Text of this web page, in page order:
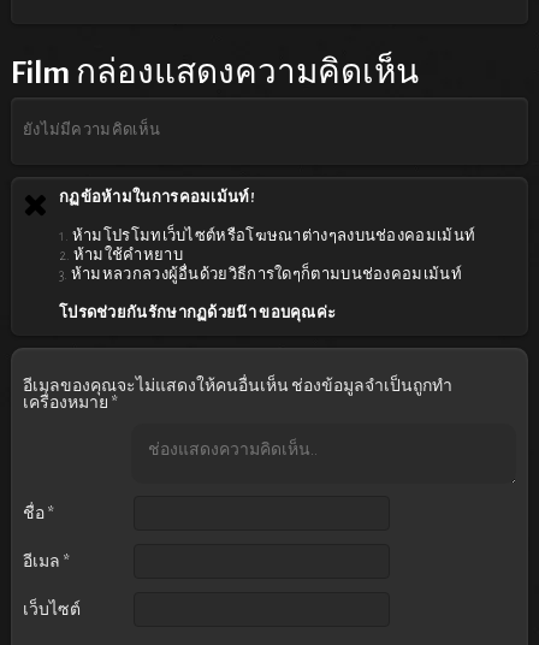
Film กล่องแสดงความคิดเห็น
ยังไม่มีความคิดเห็น
กฏข้อห้ามในการคอมเม้นท์!
1. ห้ามโปรโมทเว็บไซต์หรือโฆษณาต่างๆลงบนช่องคอมเม้นท์
2. ห้ามใช้คำหยาบ
3. ห้ามหลวกลวงผู้อื่นด้วยวิธีการใดๆก็ตามบนช่องคอมเม้นท์
โปรดช่วยกันรักษากฏด้วยน๊า ขอบคุณค่ะ
อีเมลของคุณจะไม่แสดงให้คนอื่นเห็น ช่องข้อมูลจำเป็นถูกทำ
เครื่องหมาย *
ชื่อ *
อีเมล *
เว็บไซต์